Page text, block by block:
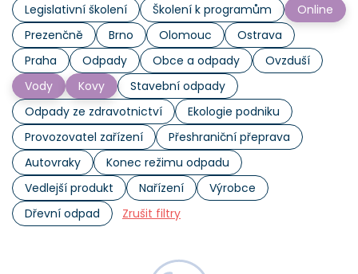
Legislativní školení Školení k programům
Online
Prezenčně
Brno Olomouc
Ostrava
Praha
Odpady Obce a odpady
Ovzduší
Vody
Kovy
Stavební odpady
Odpady ze zdravotnictví
Ekologie podniku
Provozovatel zařízení
Přeshraniční přeprava
Autovraky
Konec režimu odpadu
Vedlejší produkt
Nařízení
Výrobce
Dřevní odpad
Zrušit filtry